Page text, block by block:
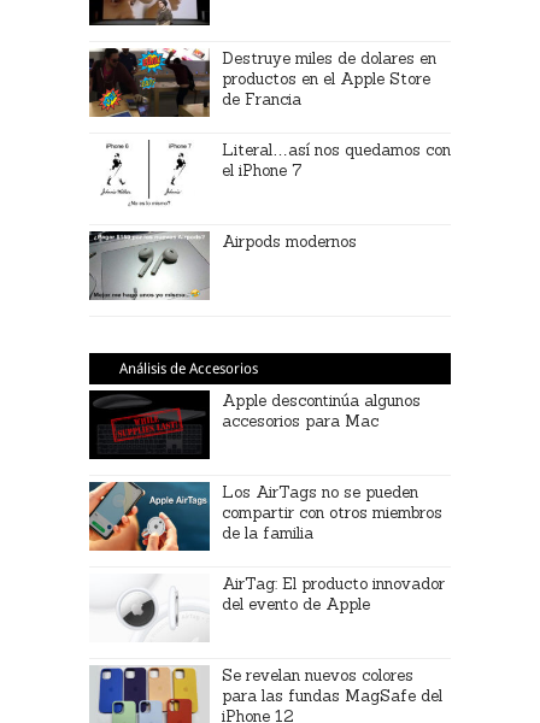
Destruye miles de dolares en
productos en el Apple Store
de Francia
Literal…así nos quedamos con
el iPhone 7
Airpods modernos
Análisis de Accesorios
Apple descontinúa algunos
accesorios para Mac
Los AirTags no se pueden
compartir con otros miembros
de la familia
AirTag: El producto innovador
del evento de Apple
Se revelan nuevos colores
para las fundas MagSafe del
iPhone 12